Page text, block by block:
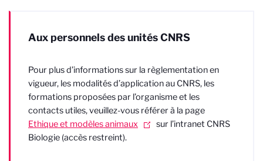
Aux personnels des unités CNRS
Pour plus d’informations sur la règlementation en
vigueur, les modalités d’application au CNRS, les
formations proposées par l’organisme et les
contacts utiles, veuillez-vous référer à la page
Ethique et modèles animaux
sur l’intranet CNRS
Biologie (accès restreint).